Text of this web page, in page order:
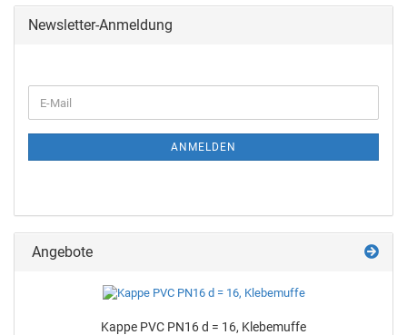
Newsletter-Anmeldung
ANMELDEN
Angebote
Kappe PVC PN16 d = 16, Kle­be­muf­fe